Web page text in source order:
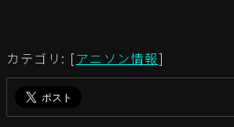
カテゴリ: [アニソン情報]